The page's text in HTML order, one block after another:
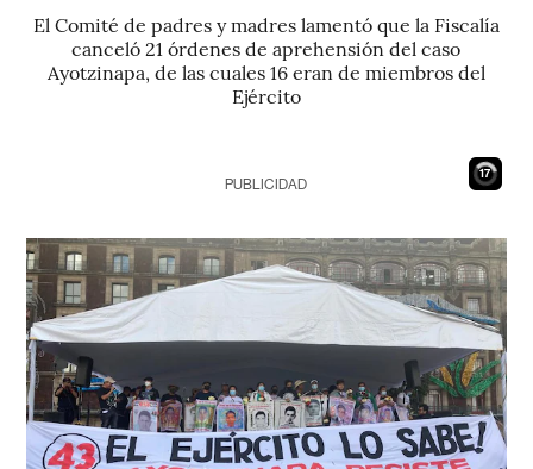
El Comité de padres y madres lamentó que la Fiscalía
canceló 21 órdenes de aprehensión del caso
Ayotzinapa, de las cuales 16 eran de miembros del
Ejército
16
PUBLICIDAD